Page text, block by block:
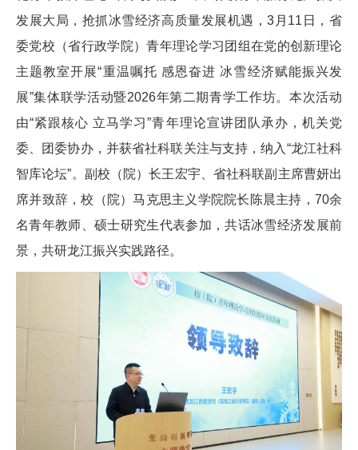
发展大局，抢抓冰雪经济高质量发展机遇，3月11日，省
委党校（省行政学院）青年理论学习团组在党的创新理论
主题教室开展“重温嘱托 感恩奋进 冰雪经济赋能振兴发
展”集体联学活动暨2026年第二期青学工作坊。本次活动
由“紧跟核心 立马学习”青年理论宣讲团队承办，机关党
委、团委协办，并获省社科联关注与支持，纳入“龙江社科
智库论坛”。副校（院）长王宏宇、省社科联副主席曹妍出
席并致辞，校（院）马克思主义学院院长陈晨主持，70余
名青年教师、硕士研究生代表参加，共话冰雪经济发展前
景，共研龙江振兴实践路径。